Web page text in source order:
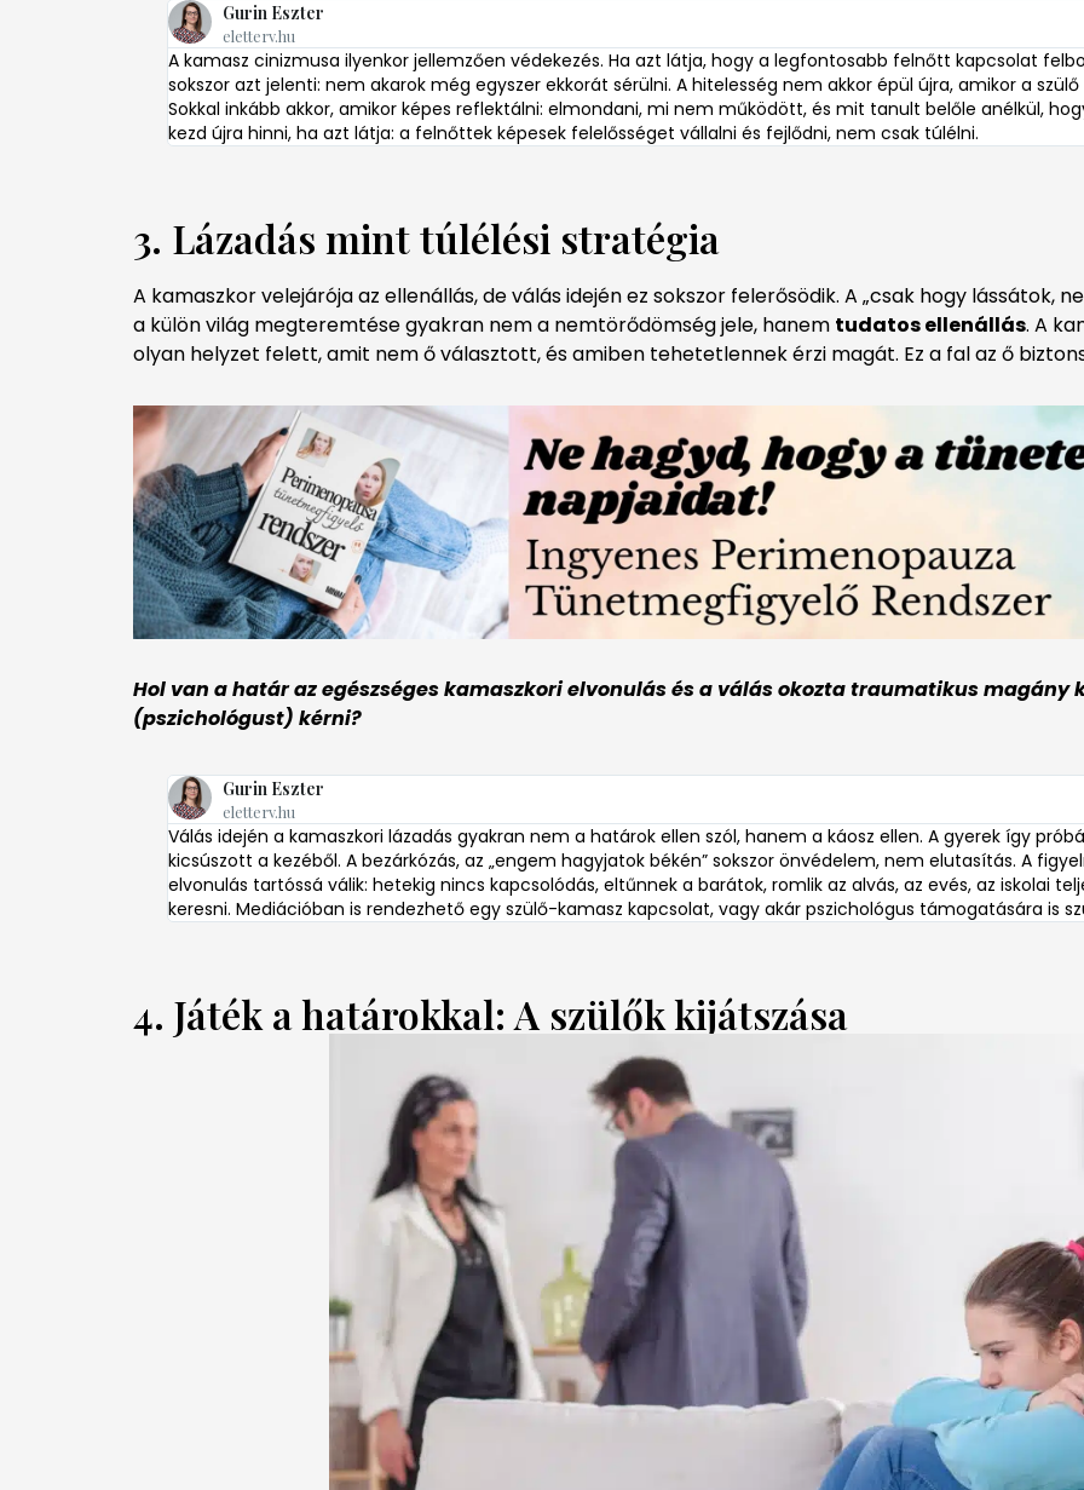
Gurin Eszter
eletterv.hu
A kamasz cinizmusa ilyenkor jellemzően védekezés. Ha azt látja, hogy a legfontosabb felnőtt kapcsolat
sokszor azt jelenti: nem akarok még egyszer ekkorát sérülni. A hitelesség nem akkor épül újra, amikor a
Sokkal inkább akkor, amikor képes reflektálni: elmondani, mi nem működött, és mit tanult belőle anélkül,
kezd újra hinni, ha azt látja: a felnőttek képesek felelősséget vállalni és fejlődni, nem csak túlélni.
3. Lázadás mint túlélési stratégia
A kamaszkor velejárója az ellenállás, de válás idején ez sokszor felerősödik. A „csak hogy lássátok,
a külön világ megteremtése gyakran nem a nemtörődömség jele, hanem tudatos ellenállás. A
olyan helyzet felett, amit nem ő választott, és amiben tehetetlennek érzi magát. Ez a fal az ő
Hol van a határ az egészséges kamaszkori elvonulás és a válás okozta traumatikus magány
(pszichológust) kérni?
Gurin Eszter
eletterv.hu
Válás idején a kamaszkori lázadás gyakran nem a határok ellen szól, hanem a káosz ellen. A gyerek így
kicsúszott a kezéből. A bezárkózás, az „engem hagyjatok békén” sokszor önvédelem, nem elutasítás. A
elvonulás tartóssá válik: hetekig nincs kapcsolódás, eltűnnek a barátok, romlik az alvás, az evés, az iskolai
keresni. Mediációban is rendezhető egy szülő-kamasz kapcsolat, vagy akár pszichológus támogatására is
4. Játék a határokkal: A szülők kijátszása